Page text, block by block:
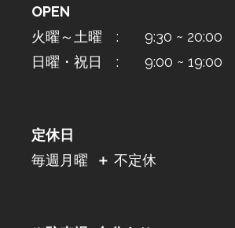
OPEN
火曜～土曜 : 9:30 ~ 20:00
日曜・祝日 : 9:00 ~ 19:00
定休日
毎週月曜
＋ 不定休